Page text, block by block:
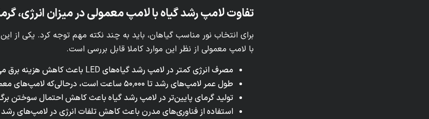
تفاوت لامپ رشد گیاه با لامپ معمولی در میزان انرژی،
برای انتخاب نور مناسب گیاهان، باید به چند نکته مهم توجه کرد. یکی از
با لامپ معمولی از نظر این موارد کاملا قابل بررسی است.
مصرف انرژی کمتر در لامپ رشد گیاه‌های LED باعث کاهش هزینه برق
طول عمر لامپ‌های رشد تا ۵۰٬۰۰۰ ساعت است، درحالی‌که لامپ‌های معمولی معمولا زیر ۲۰٬۰۰۰ ساعت عمر دارند.
تولید گرمای پایین‌تر در لامپ رشد گیاه باعث کاهش احتمال سوختن
استفاده از فناوری‌های مدرن باعث کاهش تلفات انرژی در لامپ‌های